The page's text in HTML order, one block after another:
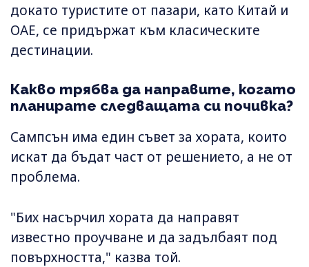
докато туристите от пазари, като Китай и
ОАЕ, се придържат към класическите
дестинации.
Какво трябва да направите, когато
планирате следващата си почивка?
Сампсън има един съвет за хората, които
искат да бъдат част от решението, а не от
проблема.
"Бих насърчил хората да направят
известно проучване и да задълбаят под
повърхността," казва той.